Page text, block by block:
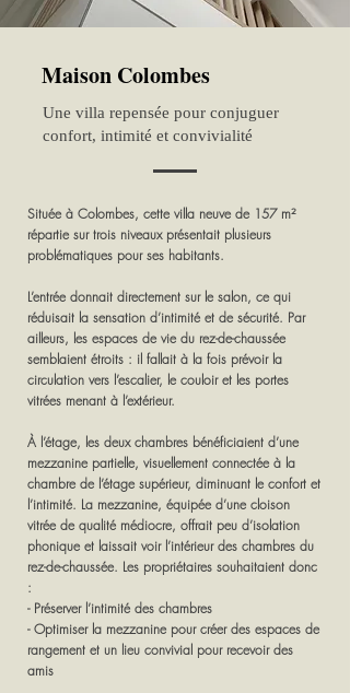
Maison Colombes
Une villa repensée pour conjuguer
confort, intimité et convivialité
Située à Colombes, cette villa neuve de 157 m²
répartie sur trois niveaux présentait plusieurs
problématiques pour ses habitants.
L’entrée donnait directement sur le salon, ce qui
réduisait la sensation d’intimité et de sécurité. Par
ailleurs, les espaces de vie du rez-de-chaussée
semblaient étroits : il fallait à la fois prévoir la
circulation vers l’escalier, le couloir et les portes
vitrées menant à l’extérieur.
À l’étage, les deux chambres bénéficiaient d’une
mezzanine partielle, visuellement connectée à la
chambre de l’étage supérieur, diminuant le confort et
l’intimité. La mezzanine, équipée d’une cloison
vitrée de qualité médiocre, offrait peu d’isolation
phonique et laissait voir l’intérieur des chambres du
rez-de-chaussée. Les propriétaires souhaitaient donc
:
- Préserver l’intimité des chambres
- Optimiser la mezzanine pour créer des espaces de
rangement et un lieu convivial pour recevoir des
amis